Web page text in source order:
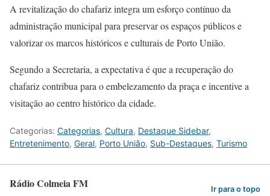
A revitalização do chafariz integra um esforço contínuo da
administração municipal para preservar os espaços públicos e
valorizar os marcos históricos e culturais de Porto União.
Segundo a Secretaria, a expectativa é que a recuperação do
chafariz contribua para o embelezamento da praça e incentive a
visitação ao centro histórico da cidade.
Categorias: Categorias, Cultura, Destaque Sidebar,
Entretenimento, Geral, Porto União, Sub-Destaques, Turismo
Rádio Colmeia FM Ir para o topo